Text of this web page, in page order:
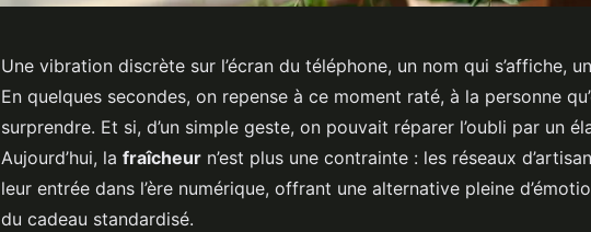
Une vibration discrète sur l’écran du téléphone, un nom qui s’affiche,
En quelques secondes, on repense à ce moment raté, à la personne
surprendre. Et si, d’un simple geste, on pouvait réparer l’oubli par un
Aujourd’hui, la fraîcheur n’est plus une contrainte : les réseaux
leur entrée dans l’ère numérique, offrant une alternative pleine
du cadeau standardisé.